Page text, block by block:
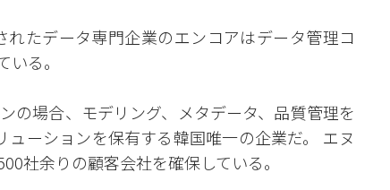
たデータ専門企業のエンコアはデータ管理コ
る。
の場合、モデリング、メタデータ、品質管理を
ーションを保有する韓国唯一の企業だ。 エヌ
社余りの顧客会社を確保している。